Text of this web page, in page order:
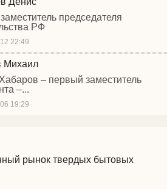
председателя
РФ
22:49
Михаил
– первый заместитель
–...
19:29
рынок твердых бытовых